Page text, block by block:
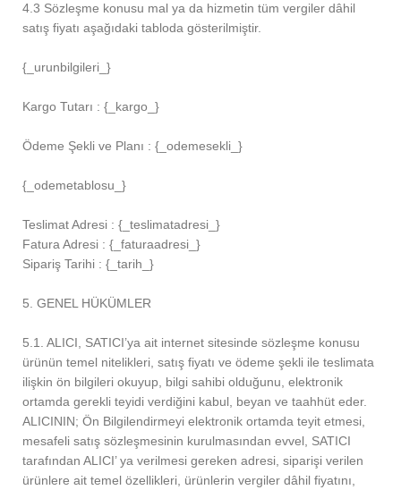
4.3 Sözleşme konusu mal ya da hizmetin tüm vergiler dâhil
satış fiyatı aşağıdaki tabloda gösterilmiştir.
{_urunbilgileri_}
Kargo Tutarı : {_kargo_}
Ödeme Şekli ve Planı : {_odemesekli_}
{_odemetablosu_}
Teslimat Adresi : {_teslimatadresi_}
Fatura Adresi : {_faturaadresi_}
Sipariş Tarihi : {_tarih_}
5. GENEL HÜKÜMLER
5.1. ALICI, SATICI’ya ait internet sitesinde sözleşme konusu
ürünün temel nitelikleri, satış fiyatı ve ödeme şekli ile teslimata
ilişkin ön bilgileri okuyup, bilgi sahibi olduğunu, elektronik
ortamda gerekli teyidi verdiğini kabul, beyan ve taahhüt eder.
ALICININ; Ön Bilgilendirmeyi elektronik ortamda teyit etmesi,
mesafeli satış sözleşmesinin kurulmasından evvel, SATICI
tarafından ALICI’ ya verilmesi gereken adresi, siparişi verilen
ürünlere ait temel özellikleri, ürünlerin vergiler dâhil fiyatını,